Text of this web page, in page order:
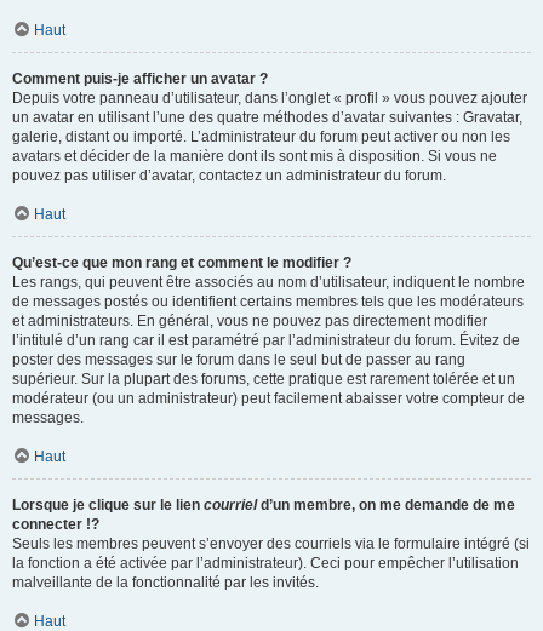
Haut
Comment puis-je afficher un avatar ?
Depuis votre panneau d’utilisateur, dans l’onglet « profil » vous pouvez ajouter
un avatar en utilisant l’une des quatre méthodes d’avatar suivantes : Gravatar,
galerie, distant ou importé. L’administrateur du forum peut activer ou non les
avatars et décider de la manière dont ils sont mis à disposition. Si vous ne
pouvez pas utiliser d’avatar, contactez un administrateur du forum.
Haut
Qu’est-ce que mon rang et comment le modifier ?
Les rangs, qui peuvent être associés au nom d’utilisateur, indiquent le nombre
de messages postés ou identifient certains membres tels que les modérateurs
et administrateurs. En général, vous ne pouvez pas directement modifier
l’intitulé d’un rang car il est paramétré par l’administrateur du forum. Évitez de
poster des messages sur le forum dans le seul but de passer au rang
supérieur. Sur la plupart des forums, cette pratique est rarement tolérée et un
modérateur (ou un administrateur) peut facilement abaisser votre compteur de
messages.
Haut
Lorsque je clique sur le lien courrield’un membre, on me demande de me
connecter !?
Seuls les membres peuvent s’envoyer des courriels via le formulaire intégré (si
la fonction a été activée par l’administrateur). Ceci pour empêcher l’utilisation
malveillante de la fonctionnalité par les invités.
Haut